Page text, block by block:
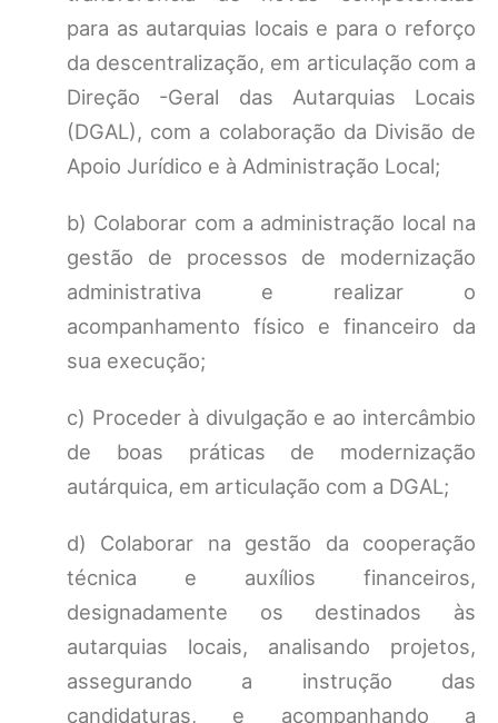
para as autarquias locais e para o reforço
da descentralização, em articulação com a
Direção -Geral das Autarquias Locais
(DGAL), com a colaboração da Divisão de
Apoio Jurídico e à Administração Local;
b) Colaborar com a administração local na
gestão de processos de modernização
administrativa e realizar o
acompanhamento físico e financeiro da
sua execução;
c) Proceder à divulgação e ao intercâmbio
de boas práticas de modernização
autárquica, em articulação com a DGAL;
d) Colaborar na gestão da cooperação
técnica e auxílios financeiros,
designadamente os destinados às
autarquias locais, analisando projetos,
assegurando a instrução das
candidaturas, e acompanhando a